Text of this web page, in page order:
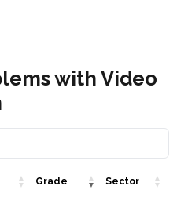
with Video
Grade Sector